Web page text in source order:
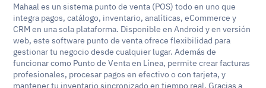
Mahaal es un sistema punto de venta (POS) todo en uno que
integra pagos, catálogo, inventario, analíticas, eCommerce y
CRM en una sola plataforma. Disponible en Android y en versión
web, este software punto de venta ofrece flexibilidad para
gestionar tu negocio desde cualquier lugar. Además de
funcionar como Punto de Venta en Línea, permite crear facturas
profesionales, procesar pagos en efectivo o con tarjeta, y